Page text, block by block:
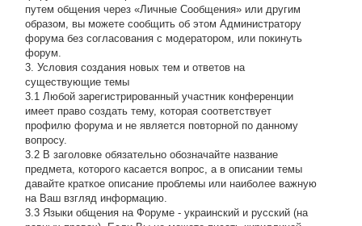
путем общения через «Личные Сообщения» или другим
образом, вы можете сообщить об этом Администратору
форума без согласования с модератором, или покинуть
форум.
3. Условия создания новых тем и ответов на
существующие темы
3.1 Любой зарегистрированный участник конференции
имеет право создать тему, которая соответствует
профилю форума и не является повторной по данному
вопросу.
3.2 В заголовке обязательно обозначайте название
предмета, которого касается вопрос, а в описании темы
давайте краткое описание проблемы или наиболее важную
на Ваш взгляд информацию.
3.3 Языки общения на Форуме - украинский и русский (на